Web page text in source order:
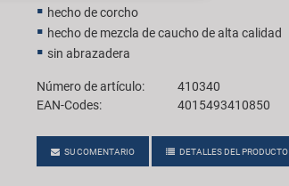
hecho de corcho
hecho de mezcla de caucho de alta calidad
sin abrazadera
Número de artículo:
410340
EAN-Codes:
4015493410850
SU COMENTARIO DETALLES DEL PRODUCTO